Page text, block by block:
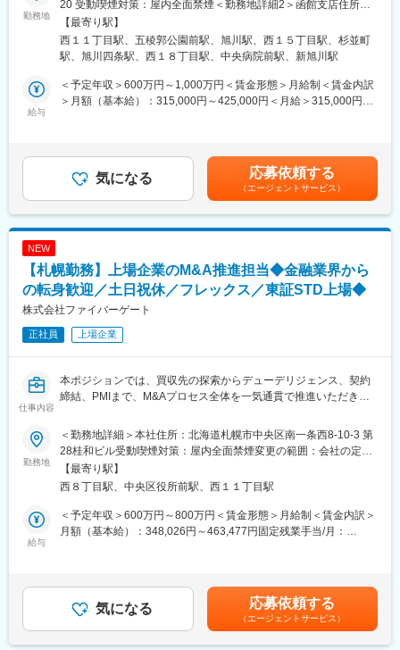
先の中小企業をメインとした事業者へ向けて様々な課題解決手段
を用いて提案営業を推進いただきます。
※プロジェクト事例：
https://shochu-saiyo.com/plus/project/002/
└大規模テーマパークの開設に際して当金庫がシンジケートロー
ンのアレンジャーとして、現地の支店法人営業担当者が中心とな
顧客の財務分析を行い、特性に合わせて融資やデリバティブ取
引、シンジケートローン組成などの提案・セールス・経営相談・
アドバイス、創業支援、再生支援などの総合的な金融サービスを
て向けた財務をはじめとした支援策を社長や財務部門トップに提
案をしていきます。
・財務支援以外にも豊富なソリューションを活用し、幅のある提
おり、個人の定量的なノルマ設定はありません。
・戦略的に訪問先を選定し、仮説提案型の営業を行っていただき
・法人代表者へ自身が設計した金融ソリューションスキームを直
接ご提案可能な環境です。
・取引先は法人に限定されるので法人向けソリューション提供の
専門性をより高めることができます。
■今後のキャリアパス事例：
営業でご活躍いただいた後にスタートアップ営業室や投資開発事
勤務地
20 受動喫煙対策：屋内全面禁煙＜勤務地詳細2＞函館支店住所：
北海道函館市五稜郭町33-1 受動喫煙対策：屋内全面禁煙＜勤務地
詳細3＞旭川支店住所：北海道旭川市五条通9-1703-81 受動喫煙対
策：屋内全面禁煙変更の範囲：会社の定める事業所
【最寄り駅】
西１１丁目駅、五稜郭公園前駅、旭川駅、西１５丁目駅、杉並町
駅、旭川四条駅、西１８丁目駅、中央病院前駅、新旭川駅
給与
＜予定年収＞600万円～1,000万円＜賃金形態＞月給制＜賃金内訳
＞月額（基本給）：315,000円～425,000円＜月給＞315,000円～
安の金額であり、選考を通じて上下する可能性があります。月給
(月額)は固定手当を含めた表記です。
気になる 応募依頼する
（エージェントサービス）
NEW
【札幌勤務】上場企業のM&A推進担当◆金融業界から
の転身歓迎／土日祝休／フレックス／東証STD上場◆
株式会社ファイバーゲート
正社員 上場企業
仕事内容
本ポジションでは、買収先の探索からデューデリジェンス、契約
締結、PMIまで、M&Aプロセス全体を一気通貫で推進いただきま
める役割としてご活躍いただくことを期待しています。
■業務詳細
1．M&A案件の探索・初期検討
・M&A仲介会社や金融機関との連携による案件情報の収集
・初期スクリーニング（事業内容・成長性・戦略適合性の整理）
・買収後のシナジー仮説の整理および数値インパクトの検討
勤務地
＜勤務地詳細＞本社住所：北海道札幌市中央区南一条西8-10-3 第
28桂和ビル受動喫煙対策：屋内全面禁煙変更の範囲：会社の定め
る事業所
【最寄り駅】
西８丁目駅、中央区役所前駅、西１１丁目駅
給与
＜予定年収＞600万円～800万円＜賃金形態＞月給制＜賃金内訳＞
月額（基本給）：348,026円～463,477円固定残業手当/月：
2回、賞与年2回＋決算賞与賃金はあくまでも目安の金額であり、
選考を通じて上下する可能性があります。月給(月額)は固定手当を
含めた表記です。
気になる 応募依頼する
（エージェントサービス）